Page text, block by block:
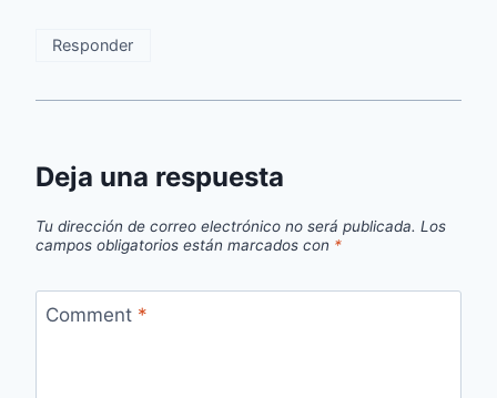
Responder
Deja una respuesta
Tu dirección de correo electrónico no será publicada. Los
campos obligatorios están marcados con *
Comment *